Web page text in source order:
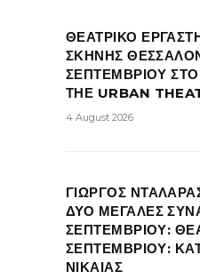
ΘΕΑΤΡΙΚΟ
ΣΚΗΝΗΣ
ΣΕΠΤΕΜΒΡΙΟΥ ΣΤΟ
ΤΗΕ URBAN
4 August 2026
ΓΙΩΡΓΟΣ
ΔΥΟ ΜΕΓΑΛΕΣ
ΣΕΠΤΕΜΒΡΙΟΥ:
ΣΕΠΤΕΜΒΡΙΟΥ:
ΝΙΚΑΙΑΣ